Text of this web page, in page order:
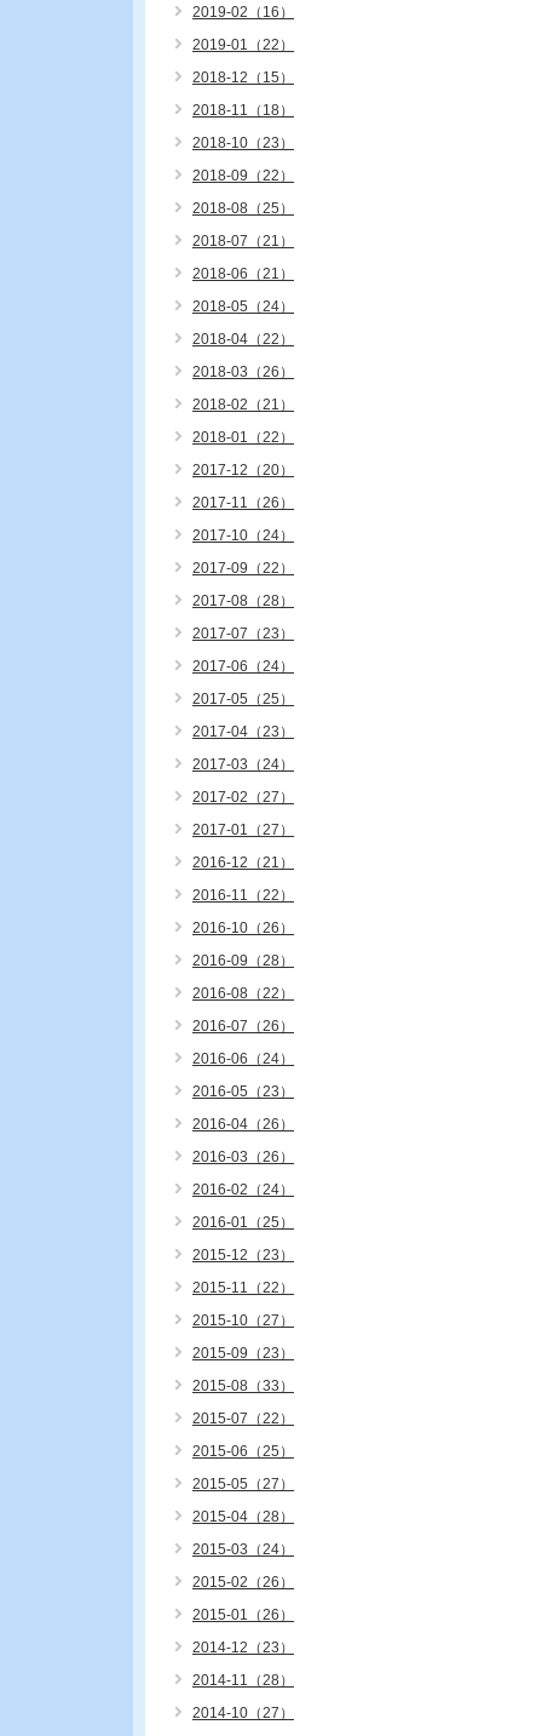
2019-02（16）
2019-01（22）
2018-12（15）
2018-11（18）
2018-10（23）
2018-09（22）
2018-08（25）
2018-07（21）
2018-06（21）
2018-05（24）
2018-04（22）
2018-03（26）
2018-02（21）
2018-01（22）
2017-12（20）
2017-11（26）
2017-10（24）
2017-09（22）
2017-08（28）
2017-07（23）
2017-06（24）
2017-05（25）
2017-04（23）
2017-03（24）
2017-02（27）
2017-01（27）
2016-12（21）
2016-11（22）
2016-10（26）
2016-09（28）
2016-08（22）
2016-07（26）
2016-06（24）
2016-05（23）
2016-04（26）
2016-03（26）
2016-02（24）
2016-01（25）
2015-12（23）
2015-11（22）
2015-10（27）
2015-09（23）
2015-08（33）
2015-07（22）
2015-06（25）
2015-05（27）
2015-04（28）
2015-03（24）
2015-02（26）
2015-01（26）
2014-12（23）
2014-11（28）
2014-10（27）